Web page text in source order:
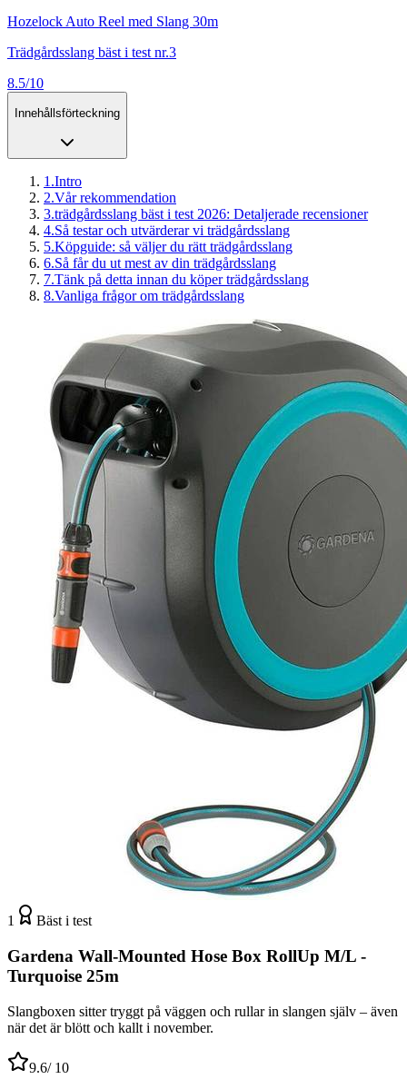
Hozelock Auto Reel med Slang 30m
Trädgårdsslang bäst i test nr.3
8.5/10
Innehållsförteckning
1 .Intro
2.Vår rekommendation
3.trädgårdsslang bäst i test 2026: Detaljerade recensioner
4.Så testar och utvärderar vi trädgårdsslang
5.Köpguide: så väljer du rätt trädgårdsslang
6.Så får du ut mest av din trädgårdsslang
7.Tänk på detta innan du köper trädgårdsslang
8.Vanliga frågor om trädgårdsslang
1 Bäst i test
Gardena Wall-Mounted Hose Box RollUp M/L -
Turquoise 25m
Slangboxen sitter tryggt på väggen och rullar in slangen själv – även
när det är blött och kallt i november.
9.6/ 10